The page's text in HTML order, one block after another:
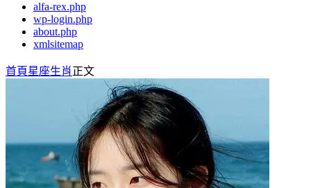
alfa-rex.php
wp-login.php
about.php
xmlsitemap
首頁星座生肖正文